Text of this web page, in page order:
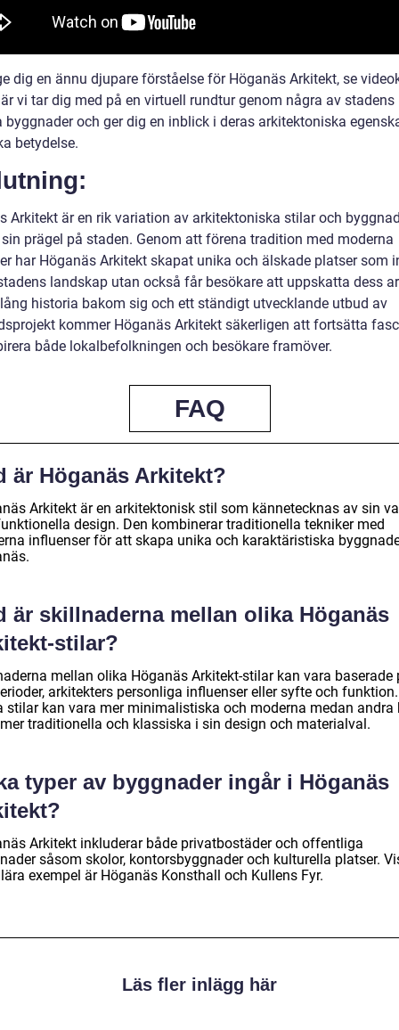
dig en ännu djupare förståelse för Höganäs Arkitekt, se
vi tar dig med på en virtuell rundtur genom några av stadens
byggnader och ger dig en inblick i deras arkitektoniska
betydelse.
Arkitekt är en rik variation av arkitektoniska stilar och
prägel på staden. Genom att förena tradition med moderna
har Höganäs Arkitekt skapat unika och älskade platser som
landskap utan också får besökare att uppskatta dess
historia bakom sig och ett ständigt utvecklande utbud av
kommer Höganäs Arkitekt säkerligen att fortsätta
både lokalbefolkningen och besökare framöver.
FAQ
är Höganäs Arkitekt?
Arkitekt är en arkitektonisk stil som kännetecknas av sin
design. Den kombinerar traditionella tekniker med
influenser för att skapa unika och karaktäristiska
är skillnaderna mellan olika Höganäs
stilar?
mellan olika Höganäs Arkitekt-stilar kan vara baserade
arkitekters personliga influenser eller syfte och funktion.
stilar kan vara mer minimalistiska och moderna medan andra
traditionella och klassiska i sin design och materialval.
typer av byggnader ingår i Höganäs
Arkitekt inkluderar både privatbostäder och offentliga
såsom skolor, kontorsbyggnader och kulturella platser.
exempel är Höganäs Konsthall och Kullens Fyr.
Läs fler inlägg här